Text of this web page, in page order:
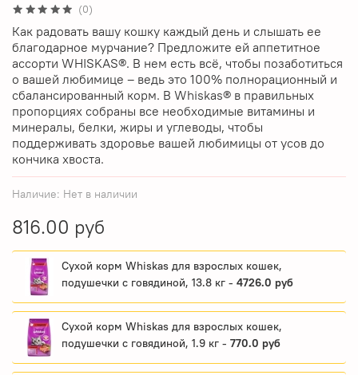
(0)
Наличие: Нет в наличии
816.00 руб
Сухой корм Whiskas для взрослых кошек,
подушечки с говядиной, 13.8 кг - 4726.0 руб
Сухой корм Whiskas для взрослых кошек,
подушечки с говядиной, 1.9 кг - 770.0 руб
Как радовать вашу кошку каждый день и слышать ее
благодарное мурчание? Предложите ей аппетитное
ассорти WHISKAS®. В нем есть всё, чтобы позаботиться
о вашей любимице – ведь это 100% полнорационный и
сбалансированный корм. В Whiskas® в правильных
пропорциях собраны все необходимые витамины и
минералы, белки, жиры и углеводы, чтобы
поддерживать здоровье вашей любимицы от усов до
кончика хвоста.